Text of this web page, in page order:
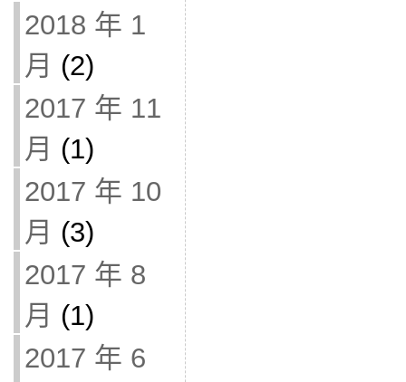
2018 年 1
月 (2)
2017 年 11
月 (1)
2017 年 10
月 (3)
2017 年 8
月 (1)
2017 年 6